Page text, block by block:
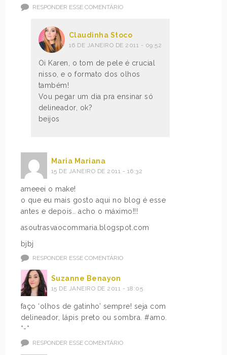
RESPONDER ESSE COMENTÁRIO
Claudinha Stoco
16 DE JANEIRO DE 2011 - 09:52
Oi Karen, o tom de pele é crucial
nisso, e o formato dos olhos
também!
Vou pegar um dia pra ensinar só
delineador, ok?
beijos
Maria Mariana
15 DE JANEIRO DE 2011 - 16:32
ameeei o make!
o que eu mais gosto aqui no blog é esse
antes e depois.. acho o máximo!!!
asoutrasvaocommaria.blogspot.com
bjbj
RESPONDER ESSE COMENTÁRIO
Suzanne Benayon
15 DE JANEIRO DE 2011 - 18:05
faço ‘olhos de gatinho’ sempre! seja com
delineador, lápis preto ou sombra. #amo.
*-*
RESPONDER ESSE COMENTÁRIO